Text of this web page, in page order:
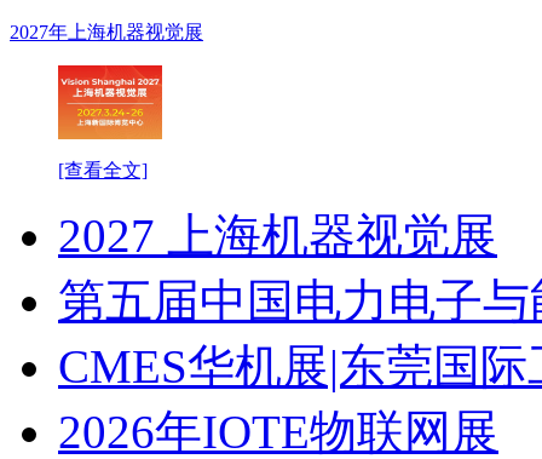
2027年上海机器视觉展
[查看全文]
2027 上海机器视觉展
第五届中国电力电子
CMES华机展|东莞国
2026年IOTE物联网展